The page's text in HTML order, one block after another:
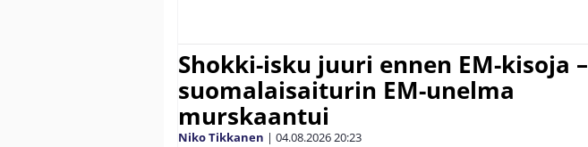
Shokki-isku juuri ennen EM-kisoja –
suomalaisaiturin EM-unelma
murskaantui
Niko Tikkanen | 04.08.202620:23